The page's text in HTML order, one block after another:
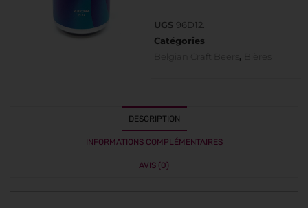
UGS 96D12.
Catégories
Belgian Craft Beers ,
DESCRIPTION
INFORMATIONS COMPLÉMENTAIRES
AVIS (0)